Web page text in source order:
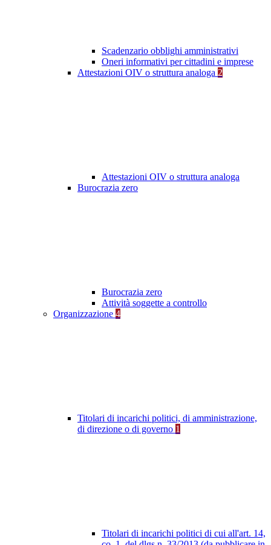
Scadenzario obblighi amministrativi
Oneri informativi per cittadini e imprese
Attestazioni OIV o struttura analoga 2
Attestazioni OIV o struttura analoga
Burocrazia zero
Burocrazia zero
Attività soggette a controllo
Organizzazione 4
Titolari di incarichi politici, di amministrazione,
di direzione o di governo 1
Titolari di incarichi politici di cui all'art. 14,